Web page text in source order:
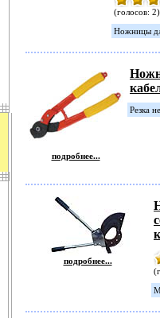
(голосов: 2)
Ножницы
подробнее...
Резка
подробнее...